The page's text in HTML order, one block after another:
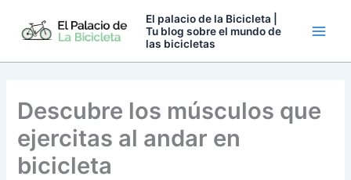
El palacio de la Bicicleta |
Tu blog sobre el mundo de
las bicicletas
Descubre los músculos que
ejercitas al andar en
bicicleta